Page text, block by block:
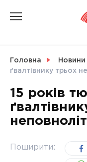
Головна Новини
ґвалтівнику трьох
15 років
Поширити: